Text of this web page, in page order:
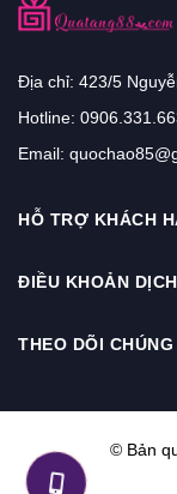
Địa chỉ: 423/5
Hotline:
Email:
HỖ TRỢ KHÁCH
ĐIỀU KHOẢN
THEO DÕI
© Bản